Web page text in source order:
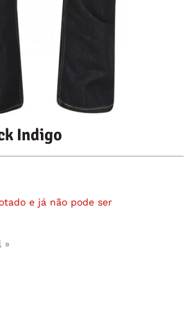
Indigo
e já não pode ser
»